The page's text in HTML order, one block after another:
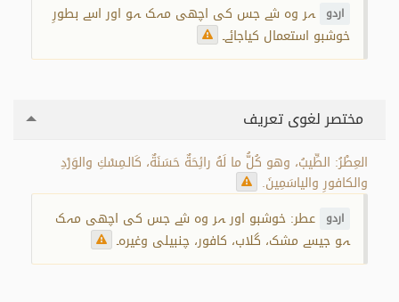
اردو ہر وہ شے جس کی اچھی مہک ہو اور اسے بطورِ
خوشبو استعمال كياجائے۔
مختصر لغوی تعریف
العِطْرُ: الطِّيبُ، وهو كُلُّ ما لَهُ رائِحَةٌ حَسَنَةٌ، كَالـمِسْكِ والوَرْدِ
والكافورِ والياسَمِينَ.
اردو عطر: خوشبو اور ہر وہ شے جس کی اچھی مہک
ہو جیسے مشک، گلاب، کافور، چنبیلی وغیرہ۔